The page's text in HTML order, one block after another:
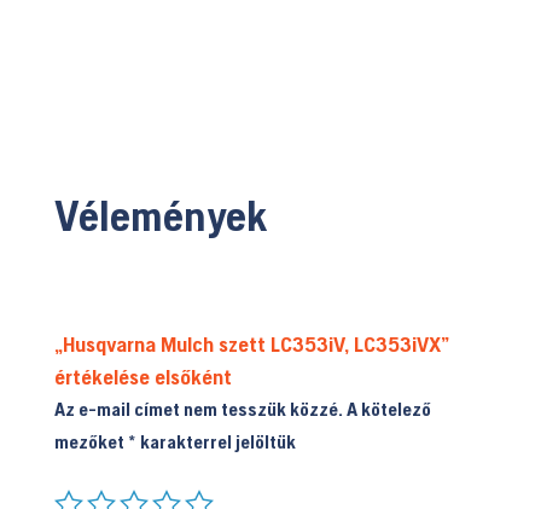
Vélemények
„Husqvarna Mulch szett LC353iV, LC353iVX”
értékelése elsőként
Az e-mail címet nem tesszük közzé. A kötelező
mezőket * karakterrel jelöltük